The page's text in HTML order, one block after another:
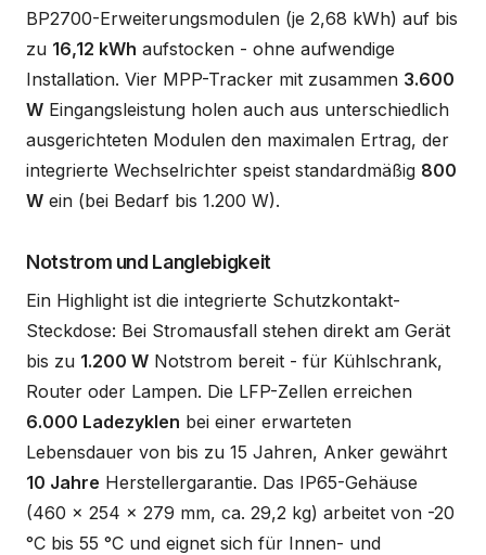
BP2700-Erweiterungsmodulen (je 2,68 kWh) auf bis
zu 16,12 kWh aufstocken - ohne aufwendige
Installation. Vier MPP-Tracker mit zusammen 3.600
W Eingangsleistung holen auch aus unterschiedlich
ausgerichteten Modulen den maximalen Ertrag, der
integrierte Wechselrichter speist standardmäßig 800
W ein (bei Bedarf bis 1.200 W).
Notstrom und Langlebigkeit
Ein Highlight ist die integrierte Schutzkontakt-
Steckdose: Bei Stromausfall stehen direkt am Gerät
bis zu 1.200 W Notstrom bereit - für Kühlschrank,
Router oder Lampen. Die LFP-Zellen erreichen
6.000 Ladezyklen bei einer erwarteten
Lebensdauer von bis zu 15 Jahren, Anker gewährt
10 Jahre Herstellergarantie. Das IP65-Gehäuse
(460 x 254 x 279 mm, ca. 29,2 kg) arbeitet von -20
°C bis 55 °C und eignet sich für Innen- und